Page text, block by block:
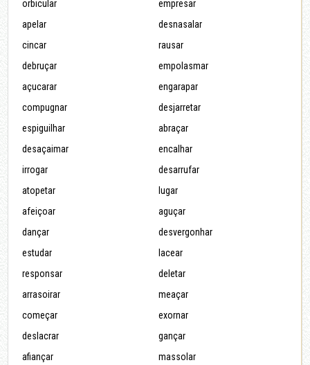
orbicular
empresar
apelar
desnasalar
cincar
rausar
debruçar
empolasmar
açucarar
engarapar
compugnar
desjarretar
espiguilhar
abraçar
desaçaimar
encalhar
irrogar
desarrufar
atopetar
lugar
afeiçoar
aguçar
dançar
desvergonhar
estudar
lacear
responsar
deletar
arrasoirar
meaçar
começar
exornar
deslacrar
gançar
afiançar
massolar